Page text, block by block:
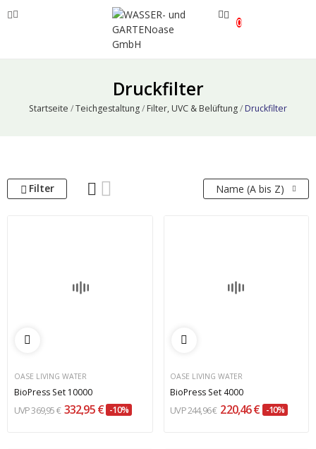
0
Druckfilter
Startseite Teichgestaltung Filter, UVC & Belüftung Druckfilter
Filter Name (A bis Z)
OASE LIVING WATER
BioPress Set 10000
369,95 € 332,95 € -10%
OASE LIVING WATER
BioPress Set 4000
244,96 € 220,46 € -10%